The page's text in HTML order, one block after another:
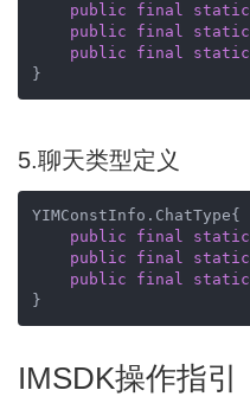
public
final static
public
final static
public
final static
}
5.聊天类型定义
YIMConstInfo.ChatType{
public
final static
public
final static
public
final static
}
IMSDK操作指引